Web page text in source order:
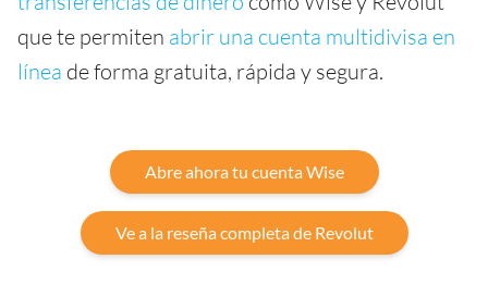
que te permiten abrir una cuenta multidivisa en
línea de forma gratuita, rápida y segura.
Abre ahora tu cuenta Wise
Ve a la reseña completa de Revolut